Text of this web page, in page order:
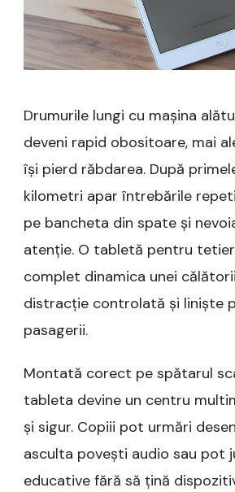
Drumurile lungi cu mașina
deveni rapid obositoare, mai
își pierd răbdarea. După
kilometri apar întrebările
pe bancheta din spate și
atenție. O tabletă pentru
complet dinamica unei
distracție controlată și liniște
pasagerii.
Montată corect pe spătarul
tableta devine un centru
și sigur. Copiii pot urmări
asculta povești audio sau pot
educative fără să țină